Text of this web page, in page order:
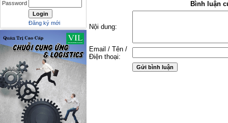
Password
Đăng ký mới
Bình luận
Nội dung:
Email / Tên /
Điện thoại: